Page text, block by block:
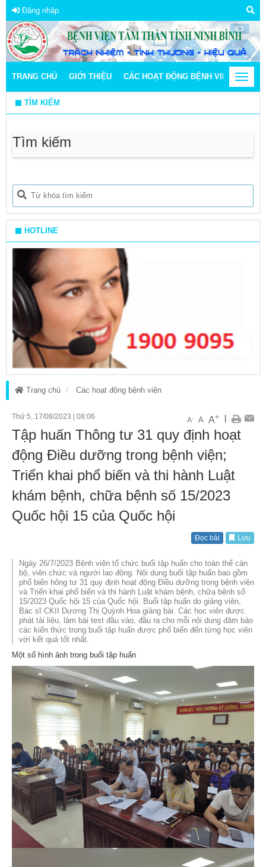
Đăng nhập
TRANG CHỦ GIỚI THIỆU CÁC HOẠT ĐỘNG BỆNH VIỆN
Toggle
TÌM KIẾM
Tìm kiếm
HOTLINE
Trang chủ Các hoạt động bệnh viện
Thứ 5, 17/08/2023 08:06 A- A A+
Tập huấn Thông tư 31 quy định hoạt
động Điều dưỡng trong bệnh viện;
Triển khai phổ biến và thi hành Luật
khám bệnh, chữa bệnh số 15/2023
Quốc hội 15 của Quốc hội
Đọc bài Lưu
Ngày 26/7/2023 Bệnh viện tổ chức buổi tập huấn cho toàn thể cán
bộ, viên chức và người lao động. Nội dung buổi tập huấn bao gồm
phổ biến hông tư 31 quy định hoạt động Điều dưỡng trong bệnh viện
và Triển khai phổ biến và thi hành Luật khám bệnh, chữa bệnh số
15/2023 Quốc hội 15 của Quốc hội. Buổi tập huấn do giảng viên,
Bác sĩ CKII Dương Thị Quỳnh Hoa giảng bài. Các học viên được
phát tài liệu, làm bài test đầu vào, đầu ra cho mỗi nội dung đảm bảo
các kiến thức trong buổi tập huấn được phổ biến đến từng học viên
với kết quả tốt nhất.
Một số hình ảnh trong buổi tập huấn